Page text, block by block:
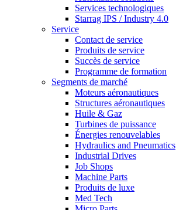
Services technologiques
Starrag IPS / Industry 4.0
Service
Contact de service
Produits de service
Succès de service
Programme de formation
Segments de marché
Moteurs aéronautiques
Structures aéronautiques
Huile & Gaz
Turbines de puissance
Énergies renouvelables
Hydraulics and Pneumatics
Industrial Drives
Job Shops
Machine Parts
Produits de luxe
Med Tech